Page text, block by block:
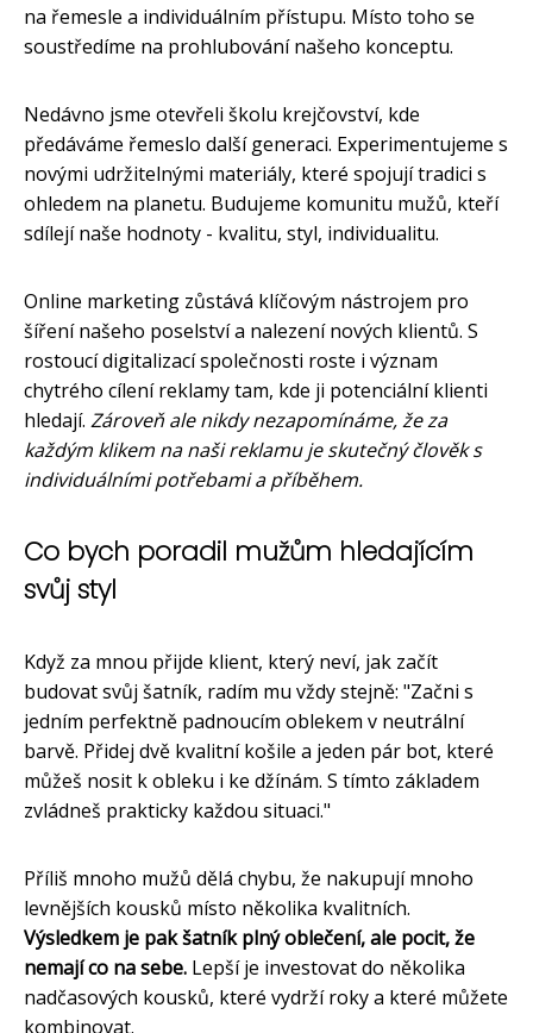
na řemesle a individuálním přístupu. Místo toho se
soustředíme na prohlubování našeho konceptu.
Nedávno jsme otevřeli školu krejčovství, kde
předáváme řemeslo další generaci. Experimentujeme s
novými udržitelnými materiály, které spojují tradici s
ohledem na planetu. Budujeme komunitu mužů, kteří
sdílejí naše hodnoty - kvalitu, styl, individualitu.
Online marketing zůstává klíčovým nástrojem pro
šíření našeho poselství a nalezení nových klientů. S
rostoucí digitalizací společnosti roste i význam
chytrého cílení reklamy tam, kde ji potenciální klienti
hledají. Zároveň ale nikdy nezapomínáme, že za
každým klikem na naši reklamu je skutečný člověk s
individuálními potřebami a příběhem.
Co bych poradil mužům hledajícím
svůj styl
Když za mnou přijde klient, který neví, jak začít
budovat svůj šatník, radím mu vždy stejně: "Začni s
jedním perfektně padnoucím oblekem v neutrální
barvě. Přidej dvě kvalitní košile a jeden pár bot, které
můžeš nosit k obleku i ke džínám. S tímto základem
zvládneš prakticky každou situaci."
Příliš mnoho mužů dělá chybu, že nakupují mnoho
levnějších kousků místo několika kvalitních.
Výsledkem je pak šatník plný oblečení, ale pocit, že
nemají co na sebe. Lepší je investovat do několika
nadčasových kousků, které vydrží roky a které můžete
kombinovat.